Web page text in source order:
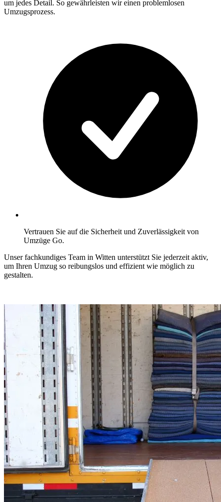
um jedes Detail. So gewährleisten wir einen problemlosen
Umzugsprozess.
Vertrauen Sie auf die Sicherheit und Zuverlässigkeit von
Umzüge Go.
Unser fachkundiges Team in Witten unterstützt Sie jederzeit aktiv,
um Ihren Umzug so reibungslos und effizient wie möglich zu
gestalten.